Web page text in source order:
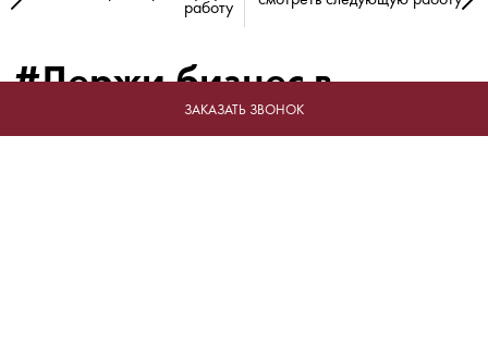
ЗАКАЗАТЬ ЗВОНОК
работу
#Держи бизнес в
форме!